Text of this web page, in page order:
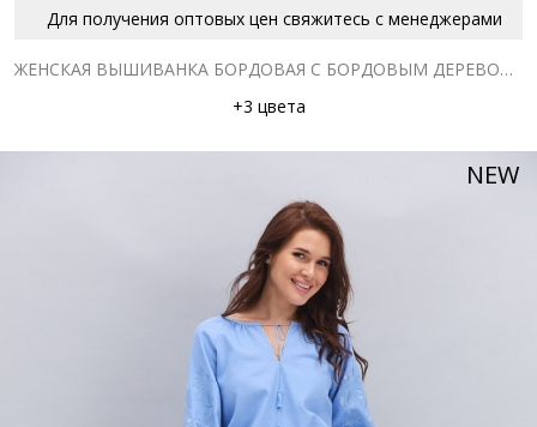
Для получения оптовых цен свяжитесь с менеджерами
ЖЕНСКАЯ ВЫШИВАНКА БОРДОВАЯ С БОРДОВЫМ ДЕРЕВОМ ЖИЗНИ ГЛАДЬЮ
+3 цвета
NEW